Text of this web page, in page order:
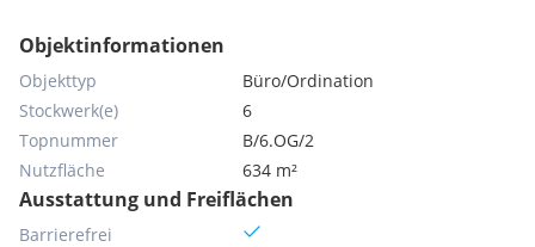
Objektinformationen
Objekttyp
Büro/Ordination
Stockwerk(e)
6
Topnummer
B/6.OG/2
Nutzfläche
634 m²
Ausstattung und Freiflächen
Barrierefrei